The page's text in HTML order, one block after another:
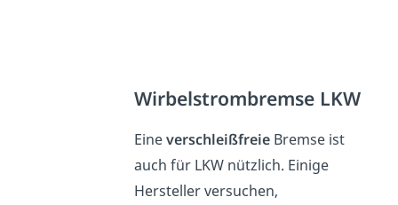
Wirbelstrombremse LKW
EineverschleißfreieBremse ist
auch für LKW nützlich. Einige
Hersteller versuchen,